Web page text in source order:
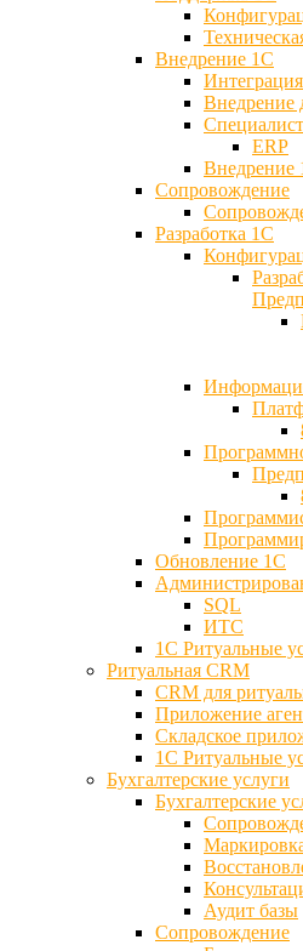
Внедрение 1С
Внедрение
ERP
Внедрение
Cопровождение
Разработка 1C
Обновление 1С
SQL
ИТС
1С Ритуальные
Ритуальная CRM
CRM для
Приложение
Складское
1С Ритуальные
Бухгалтерские услуги
Бухгалтерские
Аудит базы
Cопровождение